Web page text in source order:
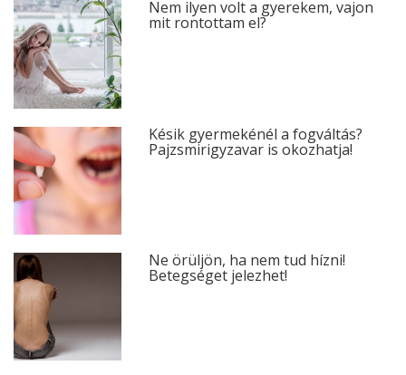
Nem ilyen volt a gyerekem, vajon
mit rontottam el?
Késik gyermekénél a fogváltás?
Pajzsmirigyzavar is okozhatja!
Ne örüljön, ha nem tud hízni!
Betegséget jelezhet!